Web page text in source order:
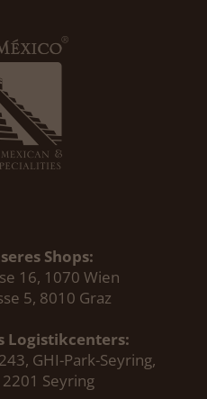
Shops:
16, 1070 Wien
5, 8010 Graz
Logistikcenters:
GHI-Park-Seyring,
Seyring